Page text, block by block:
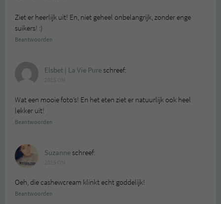
Ziet er heerlijk uit! En, niet geheel onbelangrijk, zonder enge
suikers! :)
Beantwoorden
Elsbet | La Vie Pureschreef:
Wat een mooie foto’s! En het eten ziet er natuurlijk ook heel
lekker uit!
Beantwoorden
Suzanneschreef:
Oeh, die cashewcream klinkt echt goddelijk!
Beantwoorden